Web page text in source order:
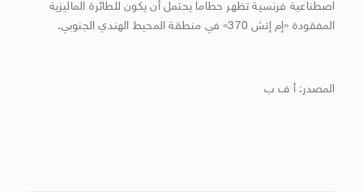
اصطناعية فرنسية تظهر حطاما يحتمل أن يكون للطائرة الماليزية
المفقودة «إم إتش 370» في منطقة المحيط الهندي الجنوبي.
المصدر: أ ف ب